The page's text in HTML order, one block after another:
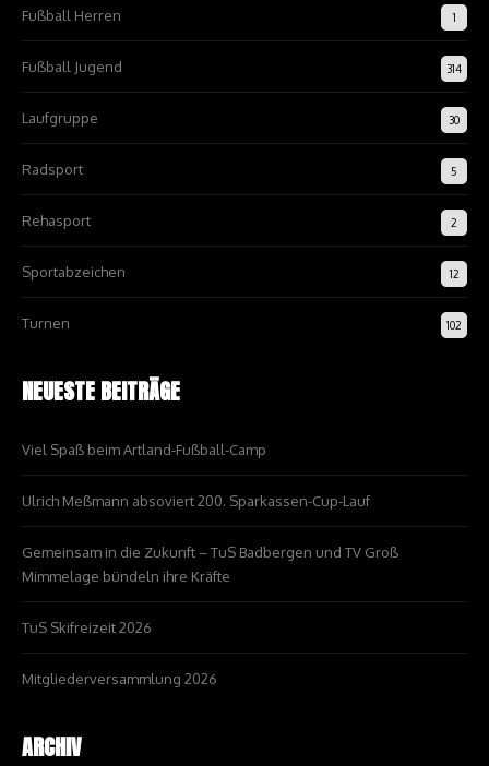
Fußball Herren 1
Fußball Jugend 314
Laufgruppe 30
Radsport 5
Rehasport 2
Sportabzeichen 12
Turnen 102
NEUESTE BEITRÄGE
Viel Spaß beim Artland-Fußball-Camp
Ulrich Meßmann absoviert 200. Sparkassen-Cup-Lauf
Gemeinsam in die Zukunft – TuS Badbergen und TV Groß
Mimmelage bündeln ihre Kräfte
TuS Skifreizeit 2026
Mitgliederversammlung 2026
ARCHIV